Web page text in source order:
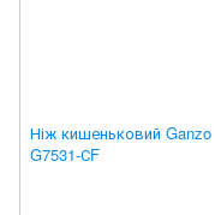
Ніж кишеньковий Ganzo
G7531-СF